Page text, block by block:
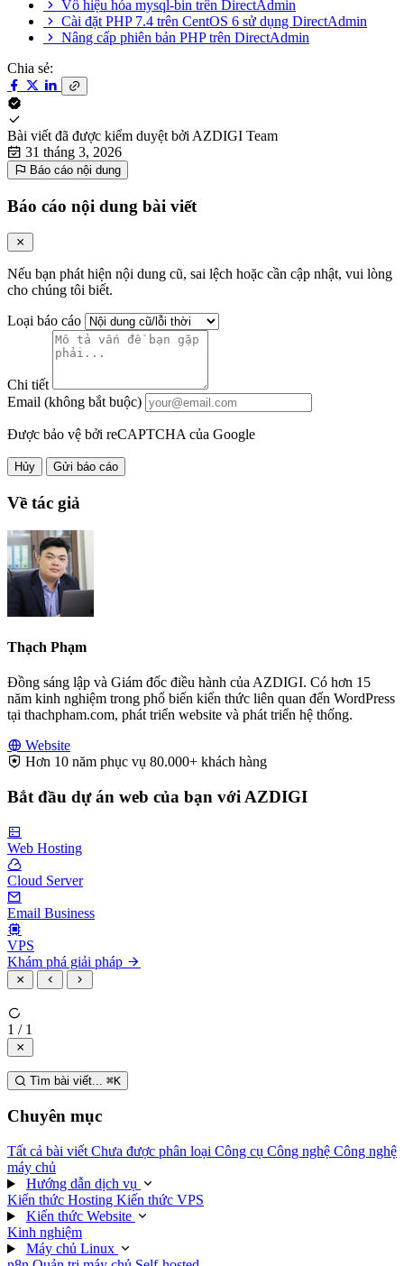
Vô hiệu hóa mysql-bin trên DirectAdmin
Cài đặt PHP 7.4 trên CentOS 6 sử dụng DirectAdmin
Nâng cấp phiên bản PHP trên DirectAdmin
Chia sẻ:
Bài viết đã được kiểm duyệt bởi AZDIGI Team
31 tháng 3, 2026
Báo cáo nội dung
Báo cáo nội dung bài viết
Nếu bạn phát hiện nội dung cũ, sai lệch hoặc cần cập nhật, vui lòng
cho chúng tôi biết.
Loại báo cáo
Chi tiết
Email (không bắt buộc)
Được bảo vệ bởi reCAPTCHA của Google
Hủy Gửi báo cáo
Về tác giả
Thạch Phạm
Đồng sáng lập và Giám đốc điều hành của AZDIGI. Có hơn 15
năm kinh nghiệm trong phổ biến kiến thức liên quan đến WordPress
tại thachpham.com, phát triển website và phát triển hệ thống.
Website
Hơn 10 năm phục vụ 80.000+ khách hàng
Bắt đầu dự án web của bạn với AZDIGI
Web Hosting
Cloud Server
Email Business
VPS
Khám phá giải pháp
1 / 1
Tìm bài viết... ⌘K
Chuyên mục
Tất cả bài viết Chưa được phân loại Công cụ Công nghệ Công nghệ
máy chủ
Hướng dẫn dịch vụ
Kiến thức Hosting Kiến thức VPS
Kiến thức Website
Kinh nghiệm
Máy chủ Linux